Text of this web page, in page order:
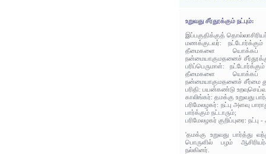
உறுவது சீர்தூக்கும் நட்பும்:
இப்பகுதிக்குத்
மணக்குடவர்:
தீமைகளை யொக்கப்
நன்மையாகுமதனைச்
பரிப்பெருமாள்:
தீமைகளை யொக்கப்
நன்மையாகுமதனைச் சீர்மை
பரிதி: பயன்கண்டு
காலிங்கர்: தமக்கு உறுவது
பரிமேலழகர்: நட்பு அளவு
பார்க்கும் நட்டாரும்;
பரிமேலழகர் குறிப்புரை:
'தமக்கு உறுவது பார்த்து
பொருளில் பழம்
நல்கினர்.